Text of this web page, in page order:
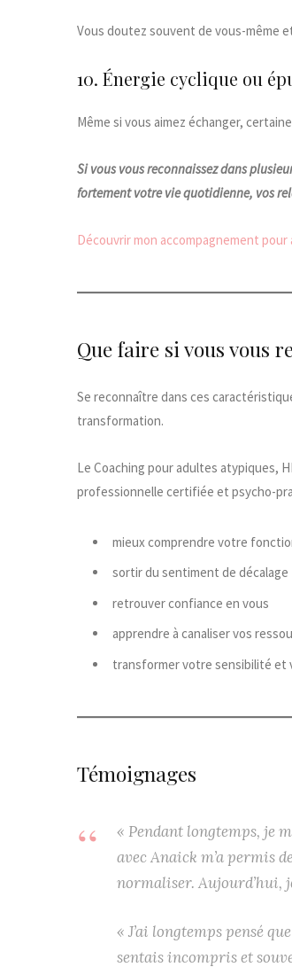
Vous doutez souvent de vous-même
10. Énergie cyclique ou
Même si vous aimez échanger,
Si vous vous reconnaissez dans
fortement votre vie quotidienne, vos
Découvrir mon accompagnement
Que faire si vous vous
Se reconnaître dans ces
transformation.
Le Coaching pour adultes atypiques,
professionnelle certifiée et psycho-
mieux comprendre votre
sortir du sentiment de décalage
retrouver confiance en vous
apprendre à canaliser vos
transformer votre sensibilité
Témoignages
« Pendant longtemps, je
avec Anaick m’a permis
normaliser. Aujourd’hui,
« J’ai longtemps pensé
sentais incompris et